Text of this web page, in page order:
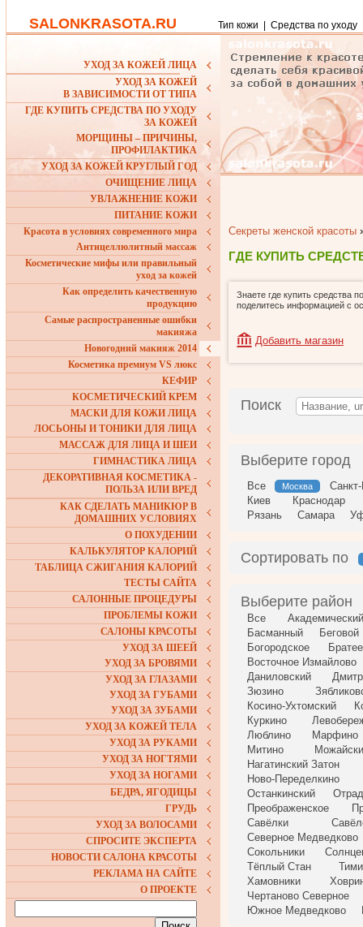
SALONKRASOTA.RU Тип кожи Средства по уходу
УХОД ЗА КОЖЕЙ ЛИЦА
УХОД ЗА КОЖЕЙ
В ЗАВИСИМОСТИ ОТ ТИПА
ГДЕ КУПИТЬ СРЕДСТВА ПО УХОДУ
ЗА КОЖЕЙ
МОРЩИНЫ – ПРИЧИНЫ,
ПРОФИЛАКТИКА
УХОД ЗА КОЖЕЙ КРУГЛЫЙ ГОД
ОЧИЩЕНИЕ ЛИЦА
УВЛАЖНЕНИЕ КОЖИ
ПИТАНИЕ КОЖИ
Красота в условиях современного мира
Антицеллюлитный массаж
Косметические мифы или правильный
уход за кожей
Как определить качественную
продукцию
Самые распространенные ошибки
макияжа
Новогодний макияж 2014
Косметика премиум VS люкс
КЕФИР
КОСМЕТИЧЕСКИЙ КРЕМ
МАСКИ ДЛЯ КОЖИ ЛИЦА
ЛОСЬОНЫ И ТОНИКИ ДЛЯ ЛИЦА
МАССАЖ ДЛЯ ЛИЦА И ШЕИ
ГИМНАСТИКА ЛИЦА
ДЕКОРАТИВНАЯ КОСМЕТИКА -
ПОЛЬЗА ИЛИ ВРЕД
КАК СДЕЛАТЬ МАНИКЮР В
ДОМАШНИХ УСЛОВИЯХ
О ПОХУДЕНИИ
КАЛЬКУЛЯТОР КАЛОРИЙ
ТАБЛИЦА СЖИГАНИЯ КАЛОРИЙ
ТЕСТЫ САЙТА
САЛОННЫЕ ПРОЦЕДУРЫ
ПРОБЛЕМЫ КОЖИ
САЛОНЫ КРАСОТЫ
УХОД ЗА ШЕЕЙ
УХОД ЗА БРОВЯМИ
УХОД ЗА ГЛАЗАМИ
УХОД ЗА ГУБАМИ
УХОД ЗА ЗУБАМИ
УХОД ЗА КОЖЕЙ ТЕЛА
УХОД ЗА РУКАМИ
УХОД ЗА НОГТЯМИ
УХОД ЗА НОГАМИ
БЕДРА, ЯГОДИЦЫ
ГРУДЬ
УХОД ЗА ВОЛОСАМИ
СПРОСИТЕ ЭКСПЕРТА
НОВОСТИ САЛОНА КРАСОТЫ
РЕКЛАМА НА САЙТЕ
О ПРОЕКТЕ
Секреты женской красоты
ГДЕ КУПИТЬ
Знаете где купить средства
поделитесь информацией с
Добавить магазин
Поиск
Выберите город
Все Москва
Киев
Краснодар
Рязань
Самара
Сортировать по
Выберите район
Все
Басманный
Беговой
Богородское
Восточное Измайлово
Даниловский
Зюзино
Косино-Ухтомский
Куркино
Люблино
Марфино
Митино
Нагатинский Затон
Ново-Переделкино
Останкинский
Преображенское
Савёлки
Северное Медведково
Сокольники
Тёплый Стан
Хамовники
Чертаново Северное
Южное Медведково